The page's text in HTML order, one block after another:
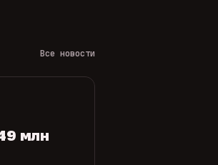
Все новости
млн